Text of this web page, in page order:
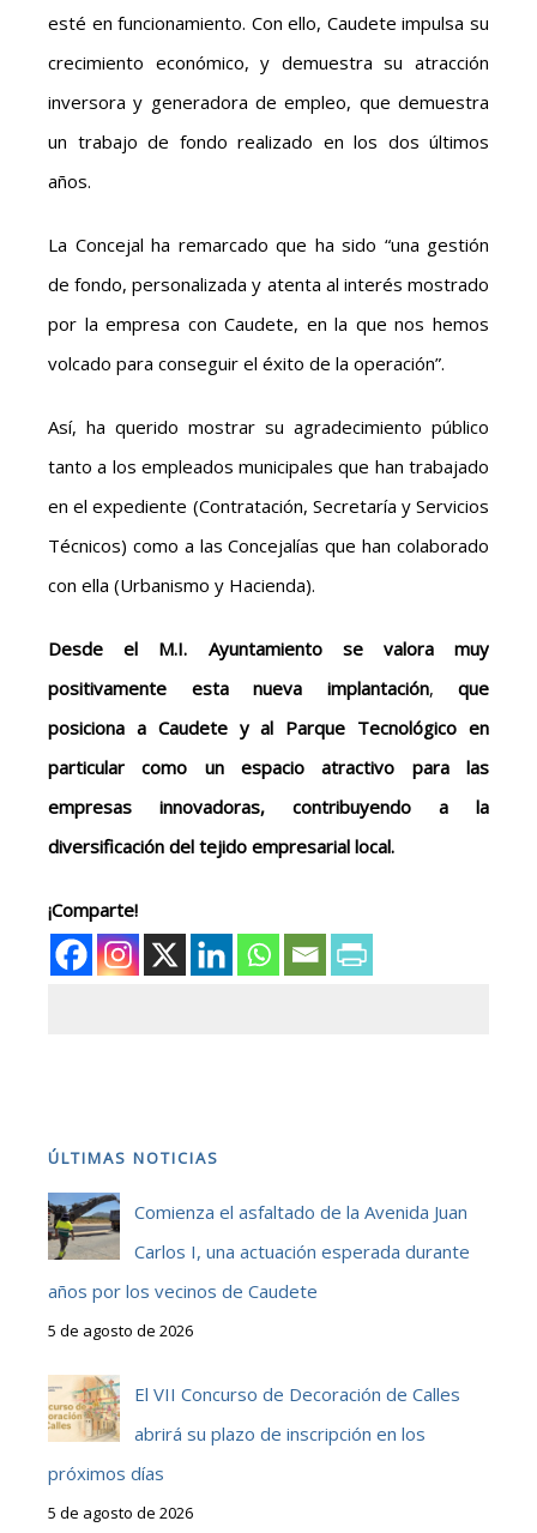
esté en funcionamiento. Con ello, Caudete impulsa su
crecimiento económico, y demuestra su atracción
inversora y generadora de empleo, que demuestra
un trabajo de fondo realizado en los dos últimos
años.
La Concejal ha remarcado que ha sido “una gestión
de fondo, personalizada y atenta al interés mostrado
por la empresa con Caudete, en la que nos hemos
volcado para conseguir el éxito de la operación”.
Así, ha querido mostrar su agradecimiento público
tanto a los empleados municipales que han trabajado
en el expediente (Contratación, Secretaría y Servicios
Técnicos) como a las Concejalías que han colaborado
con ella (Urbanismo y Hacienda).
Desde el M.I. Ayuntamiento se valora muy
positivamente esta nueva implantación, que
posiciona a Caudete y al Parque Tecnológico en
particular como un espacio atractivo para las
empresas innovadoras, contribuyendo a la
diversificación del tejido empresarial local.
¡Comparte!
ÚLTIMAS NOTICIAS
Comienza el asfaltado de la Avenida Juan
Carlos I, una actuación esperada durante
años por los vecinos de Caudete
5 de agosto de 2026
El VII Concurso de Decoración de Calles
abrirá su plazo de inscripción en los
próximos días
5 de agosto de 2026